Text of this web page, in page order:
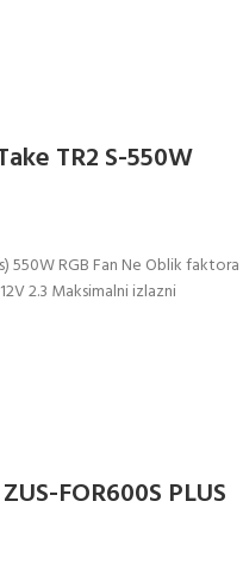
TR2 S-550W
550W RGB Fan Ne Oblik faktora
2.3 Maksimalni izlazni
FOR600S PLUS